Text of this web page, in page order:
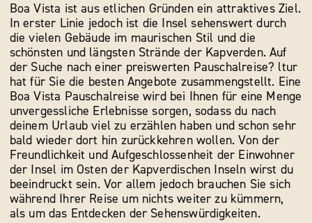
Boa Vista ist aus etlichen Gründen ein attraktives Ziel.
In erster Linie jedoch ist die Insel sehenswert durch
die vielen Gebäude im maurischen Stil und die
schönsten und längsten Strände der Kapverden. Auf
der Suche nach einer preiswerten Pauschalreise? ltur
hat für Sie die besten Angebote zusammengstellt. Eine
Boa Vista Pauschalreise wird bei Ihnen für eine Menge
unvergessliche Erlebnisse sorgen, sodass du nach
deinem Urlaub viel zu erzählen haben und schon sehr
bald wieder dort hin zurückkehren wollen. Von der
Freundlichkeit und Aufgeschlossenheit der Einwohner
der Insel im Osten der Kapverdischen Inseln wirst du
beeindruckt sein. Vor allem jedoch brauchen Sie sich
während Ihrer Reise um nichts weiter zu kümmern,
als um das Entdecken der Sehenswürdigkeiten.